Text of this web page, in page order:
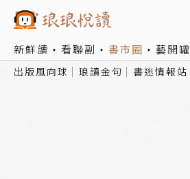
新鮮讀 看聯副 書市圈 藝開罐
出版風向球 琅讀金句 書迷情報站